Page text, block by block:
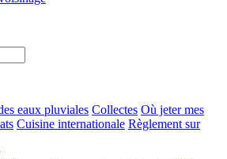
eaux pluviales Collectes Où jeter mes
Cuisine internationale Règlement sur